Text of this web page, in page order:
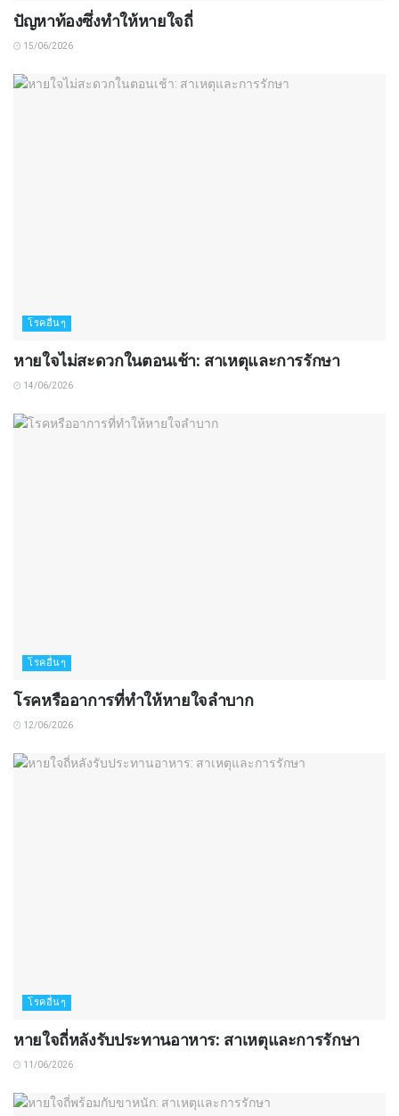
ปัญหาท้องซึ่งทำให้หายใจถี่
15/06/2026
โรคอื่นๆ
หายใจไม่สะดวกในตอนเช้า: สาเหตุและการรักษา
14/06/2026
โรคอื่นๆ
โรคหรืออาการที่ทำให้หายใจลำบาก
12/06/2026
โรคอื่นๆ
หายใจถี่หลังรับประทานอาหาร: สาเหตุและการรักษา
11/06/2026